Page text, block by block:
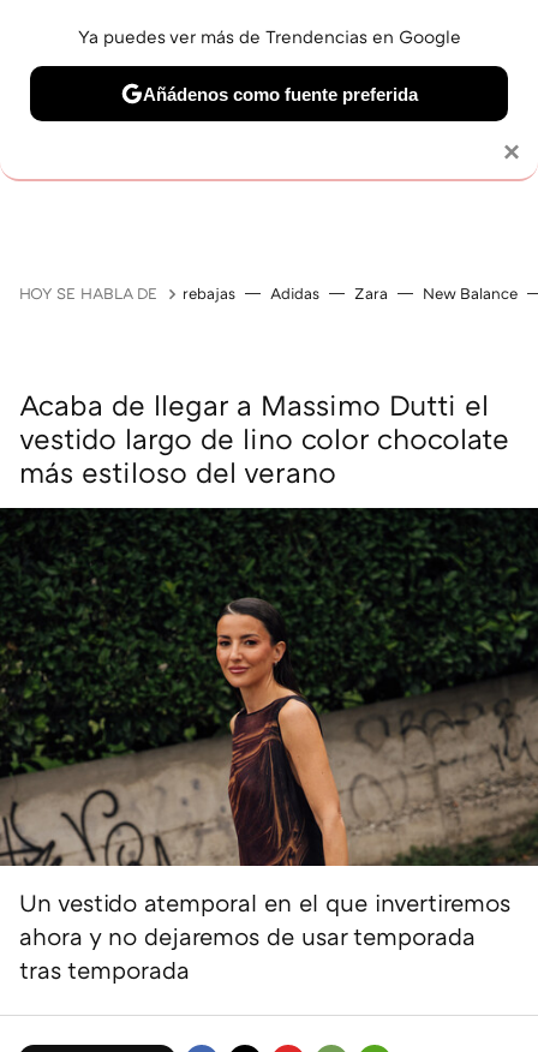
OFERTAS EN
HOY SE HABLA DE rebajas Adidas Zara New Balance
Acaba de llegar a Massimo Dutti el
vestido largo de lino color chocolate
más estiloso del verano
Un vestido atemporal en el que invertiremos
ahora y no dejaremos de usar temporada
tras temporada
×
Ya puedes ver más de Trendencias en Google
Añádenos como fuente preferida